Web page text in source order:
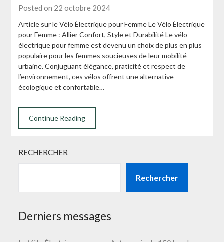
Posted on 22 octobre 2024
Article sur le Vélo Électrique pour Femme Le Vélo Électrique
pour Femme : Allier Confort, Style et Durabilité Le vélo
électrique pour femme est devenu un choix de plus en plus
populaire pour les femmes soucieuses de leur mobilité
urbaine. Conjuguant élégance, praticité et respect de
l’environnement, ces vélos offrent une alternative
écologique et confortable…
Continue Reading
RECHERCHER
Rechercher
Derniers messages